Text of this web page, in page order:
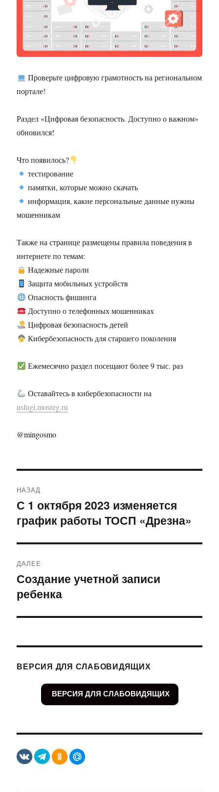
Проверьте цифровую грамотность на региональном
портале!
Раздел «Цифровая безопасность. Доступно о важном»
обновился!
Что появилось?
тестирование
памятки, которые можно скачать
информация, какие персональные данные нужны
мошенникам
Также на странице размещены правила поведения в
интернете по темам:
Надежные пароли
Защита мобильных устройств
Опасность фишинга
Доступно о телефонных мошенниках
Цифровая безопасность детей
Кибербезопасность для старшего поколения
Ежемесячно раздел посещают более 9 тыс. раз
Оставайтесь в кибербезопасности на
uslugi.mosreg.ru
@mingosmo
по
записям
НАЗАД
Предыдущая
запись:
С 1 октября 2023 изменяется
график работы ТОСП «Дрезна»
ДАЛЕЕ
Следующая
запись:
Создание учетной записи
ребенка
ВЕРСИЯ ДЛЯ СЛАБОВИДЯЩИХ
ВЕРСИЯ ДЛЯ СЛАБОВИДЯЩИХ